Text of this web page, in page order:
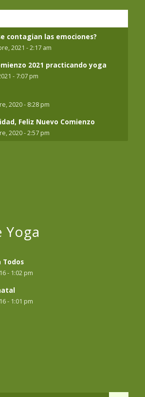
contagian las emociones?
2021 - 2:17 am
2021 practicando yoga
- 7:07 pm
2020 - 8:28 pm
Feliz Nuevo Comienzo
2020 - 2:57 pm
Yoga
Todos
- 1:02 pm
- 1:01 pm